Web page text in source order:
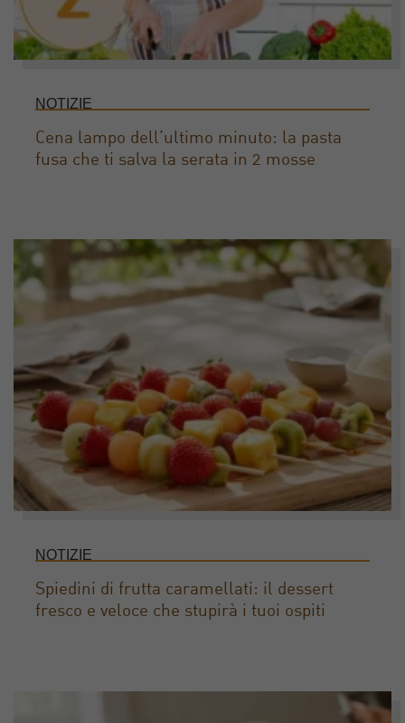
NOTIZIE
Cena lampo dell’ultimo minuto: la pasta
fusa che ti salva la serata in 2 mosse
NOTIZIE
Spiedini di frutta caramellati: il dessert
fresco e veloce che stupirà i tuoi ospiti